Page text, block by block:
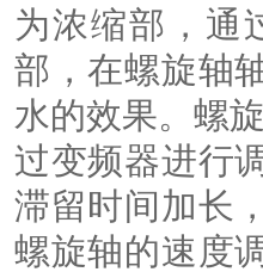
为浓缩部，通
部，在螺旋轴
水的效果。螺
过变频器进行
滞留时间加长
螺旋轴的速度